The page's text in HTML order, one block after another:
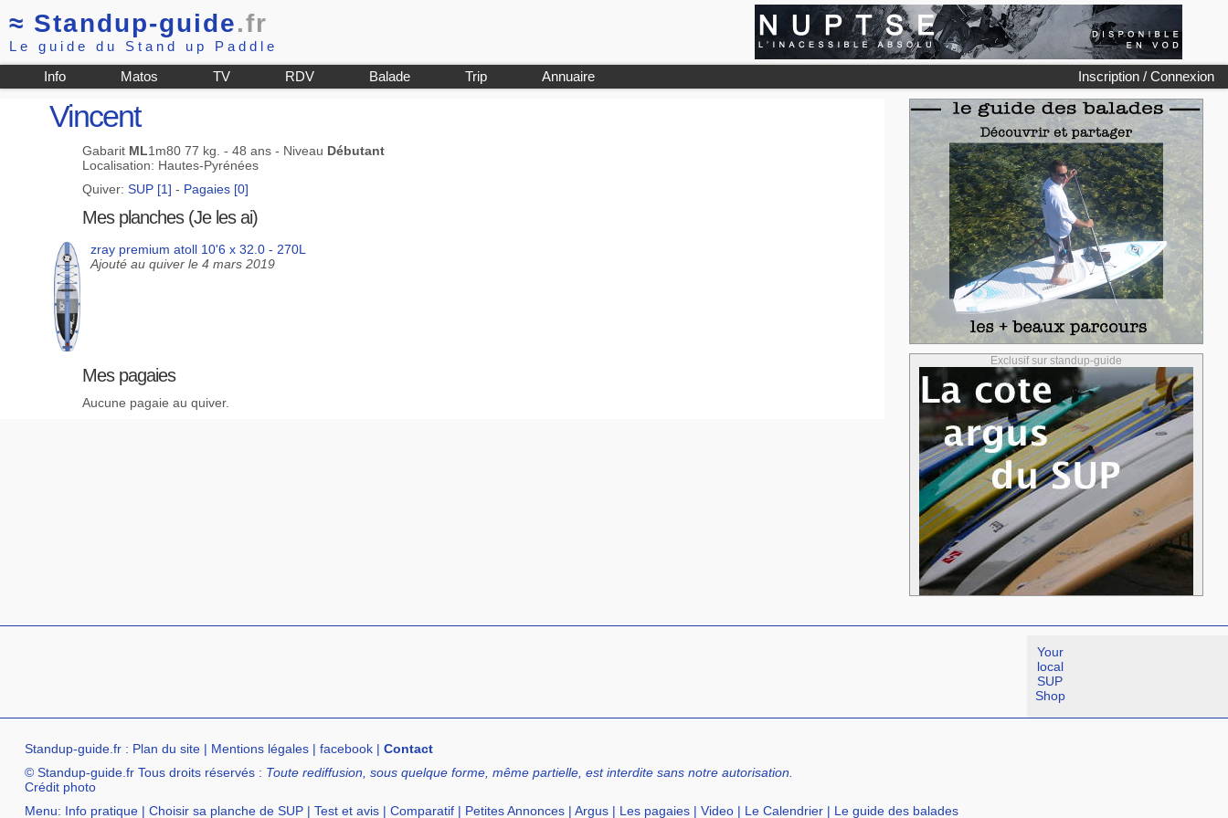
≈ Standup-guide.fr
Le guide du Stand up Paddle
Inscription / Connexion
Info Matos TV RDV Balade Trip Annuaire
Vincent
Gabarit ML1m80 77 kg. - 48 ans - Niveau Débutant
Localisation: Hautes-Pyrénées
Quiver:SUP [1] - Pagaies [0]
Mes planches (Je les ai)
zray premium atoll 10'6 x 32.0 - 270L
Ajouté au quiver le 4 mars 2019
Mes pagaies
Aucune pagaie au quiver.
Exclusif sur standup-guide
Your
local
SUP
Shop
Standup-guide.fr: Plan du site| Mentions légales| facebook| Contact
© Standup-guide.fr Tous droits réservés : Toute rediffusion, sous quelque forme, même partielle, est interdite sans notre autorisation.
Crédit photo
Menu: Info pratique| Choisir sa planche de SUP| Test et avis| Comparatif| Petites Annonces| Argus| Les pagaies| Video| Le Calendrier| Le guide des balades